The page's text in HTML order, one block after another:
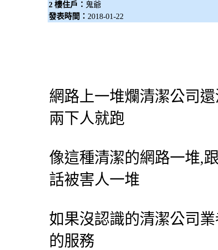
2 樓住戶： 鬼爺
發表時間： 2018-01-22
網路上一堆爛清潔公司
兩下人就跑
像這種清潔的網路一堆,
話被害人一堆
如果沒認識的清潔公司
的服務